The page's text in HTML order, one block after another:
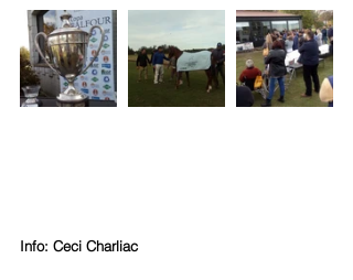
Info: Ceci Charliac